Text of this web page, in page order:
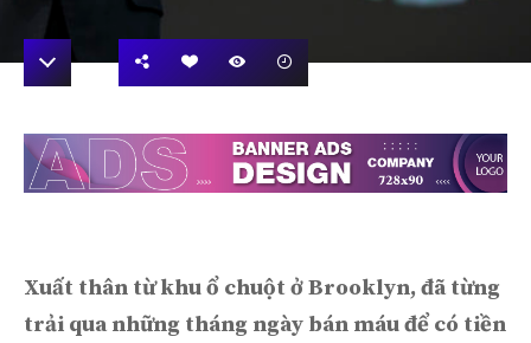
Xuất thân từ khu ổ chuột ở Brooklyn, đã từng
trải qua những tháng ngày bán máu để có tiền